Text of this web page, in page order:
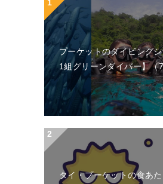
プーケットのダイビング
1組グリーンダイバー】（
タイ・プーケットの食あ